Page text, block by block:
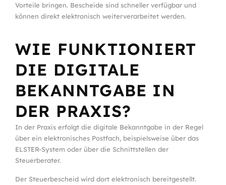
Vorteile bringen. Bescheide sind schneller verfügbar und
können direkt elektronisch weiterverarbeitet werden.
WIE FUNKTIONIERT
DIE DIGITALE
BEKANNTGABE IN
DER PRAXIS?
In der Praxis erfolgt die digitale Bekanntgabe in der Regel
über ein elektronisches Postfach, beispielsweise über das
ELSTER-System oder über die Schnittstellen der
Steuerberater.
Der Steuerbescheid wird dort elektronisch bereitgestellt.